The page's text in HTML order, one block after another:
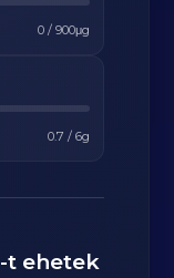
0/ 900μg
0.7 / 6g
-t ehetek